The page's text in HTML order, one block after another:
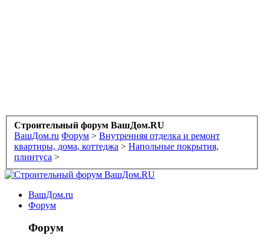
Строительный форум ВашДом.RU
ВашДом.ru Форум > Внутренняя отделка и ремонт
квартиры, дома, коттеджа > Напольные покрытия,
плинтуса >
ВашДом.ru
Форум
Форум